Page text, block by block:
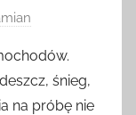
śnieg,
na próbę nie